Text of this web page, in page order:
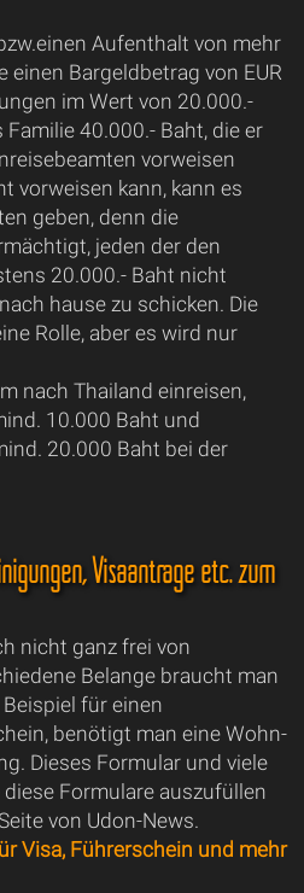
Aufenthalt von mehr
einen Bargeldbetrag von EUR
im Wert von 20.000.-
40.000.- Baht, die er
vorweisen
vorweisen kann, kann es
geben, denn die
jeden der den
20.000.- Baht nicht
hause zu schicken. Die
Rolle, aber es wird nur
nach Thailand einreisen,
10.000 Baht und
20.000 Baht bei der
Visaanträge etc. zum
nicht ganz frei von
Belange braucht man
für einen
benötigt man eine Wohn-
Dieses Formular und viele
Formulare auszufüllen
von Udon-News.
Visa, Führerschein und mehr